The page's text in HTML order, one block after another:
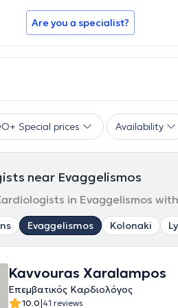
Are you a specialist?
Special prices Availability
near Evaggelismos
in Evaggelismos
Evaggelismos Kolonaki
Kavvouras Xaralampos
Επεμβατικός Καρδιολόγος
10.0|41 reviews